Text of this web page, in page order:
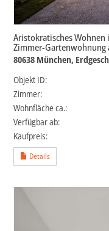
Aristokratisches
Zimmer-Gartenwohnung
80638 München,
Objekt ID:
Zimmer:
Wohnfläche ca.:
Verfügbar ab:
Kaufpreis:
Details